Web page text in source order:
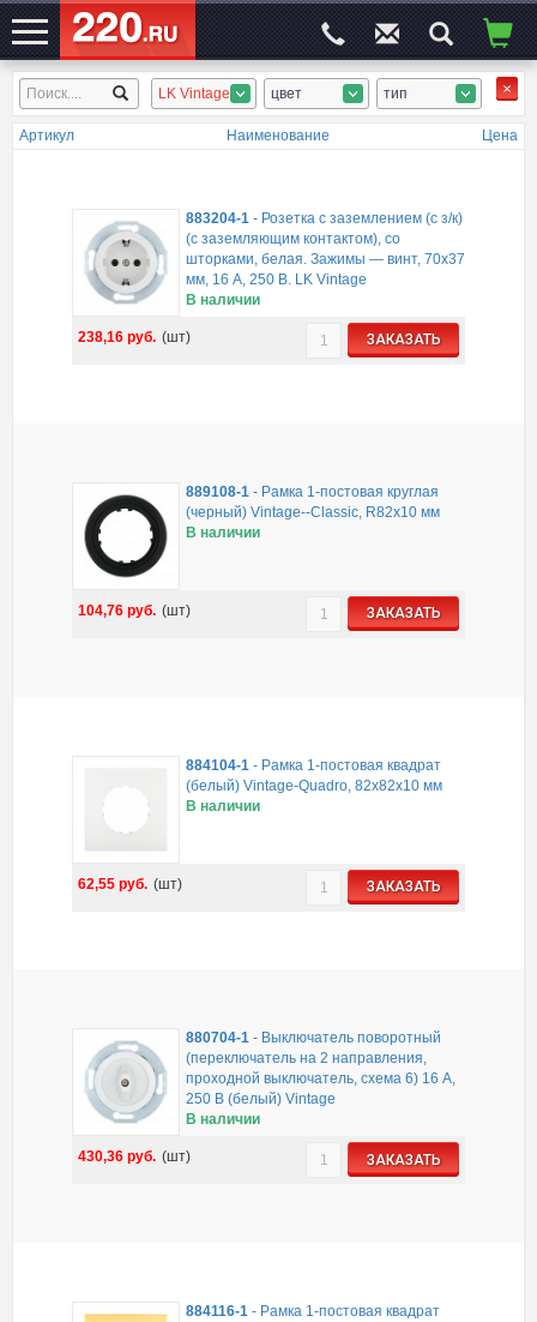
ЭЛЕКТРОСАЙТ№1 LK Vintage цвет тип
Артикул Наименование Цена
883204-1- Розетка с заземлением (с з/к)
(с заземляющим контактом), со
шторками, белая. Зажимы — винт, 70x37
мм, 16 A, 250 B. LK Vintage
В наличии
238,16 руб. (шт) ЗАКАЗАТЬ
889108-1 - Рамка 1-постовая круглая
(черный) Vintage--Classic, R82х10 мм
В наличии
104,76 руб. (шт) ЗАКАЗАТЬ
884104-1 - Рамка 1-постовая квадрат
(белый) Vintage-Quadro, 82х82х10 мм
В наличии
62,55 руб. (шт) ЗАКАЗАТЬ
880704-1- Выключатель поворотный
(переключатель на 2 направления,
проходной выключатель, схема 6) 16 A,
250 B (белый) Vintage
В наличии
430,36 руб. (шт) ЗАКАЗАТЬ
884116-1- Рамка 1-постовая квадрат